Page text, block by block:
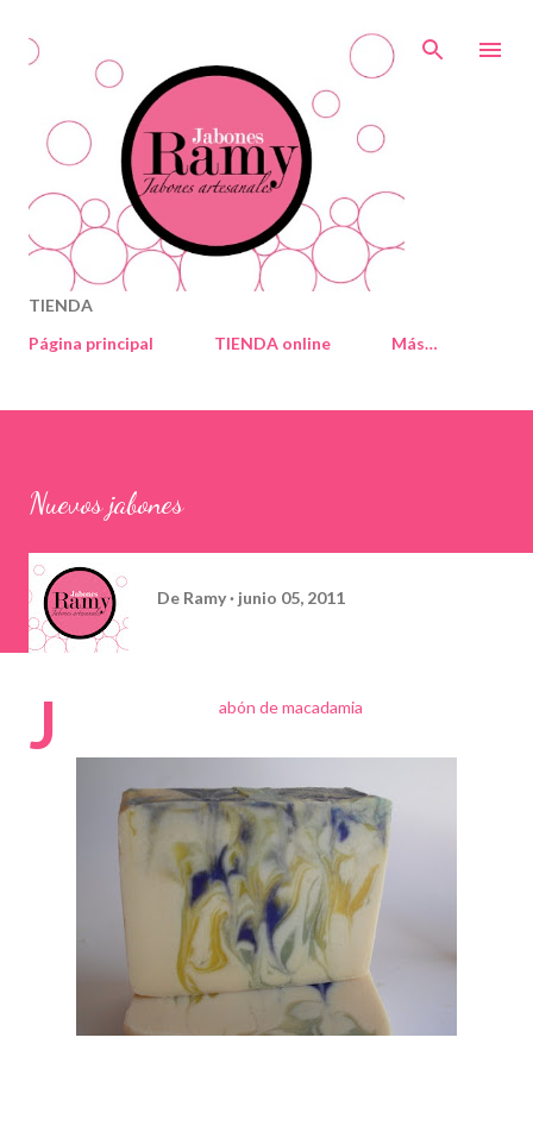
TIENDA
Página principal
TIENDA online Más…
Nuevos jabones
De Ramy junio 05, 2011
J abón de macadamia